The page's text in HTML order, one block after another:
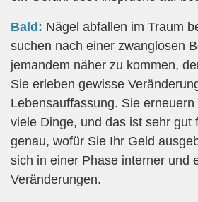
Bald: Nägel abfallen im Traum
suchen nach einer zwanglosen
jemandem näher zu kommen,
Sie erleben gewisse
Lebensauffassung. Sie
viele Dinge, und das ist sehr gut
genau, wofür Sie Ihr Geld
sich in einer Phase interner und
Veränderungen.